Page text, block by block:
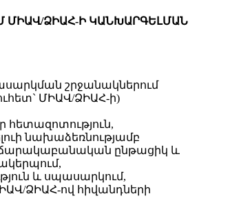
ՁԻԱՀ-Ի ԿԱՆԽԱՐԳԵԼՄԱՆ
շրջանակներում
ՄԻԱՎ/ՁԻԱՀ-ի)
հետազոտություն,
նախաձեռնությամբ
ընթացիկ և
և սպասարկում,
ՁԻԱՀ-ով հիվանդների